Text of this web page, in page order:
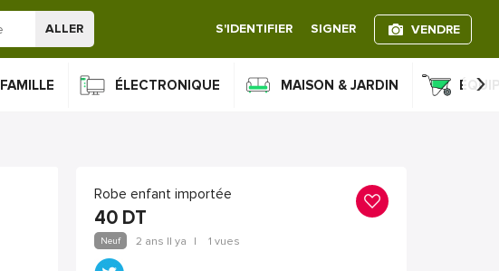
ALLER S'IDENTIFIER SIGNER VENDRE
FAMILLE ÉLECTRONIQUE MAISON & JARDIN ›
Robe enfant importée
40 DT
Neuf 2 ans Il ya | 1 vues